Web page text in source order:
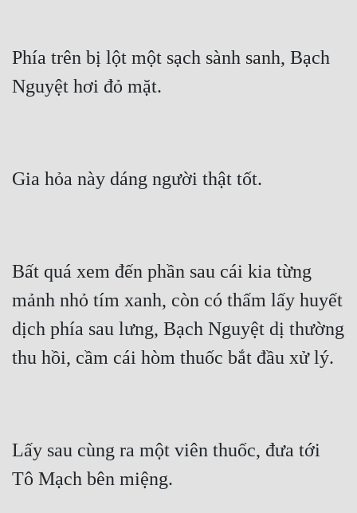
Phía trên bị lột một sạch sành sanh, Bạch
Nguyệt hơi đỏ mặt.
Gia hỏa này dáng người thật tốt.
Bất quá xem đến phần sau cái kia từng
mảnh nhỏ tím xanh, còn có thấm lấy huyết
dịch phía sau lưng, Bạch Nguyệt dị thường
thu hồi, cầm cái hòm thuốc bắt đầu xử lý.
Lấy sau cùng ra một viên thuốc, đưa tới
Tô Mạch bên miệng.